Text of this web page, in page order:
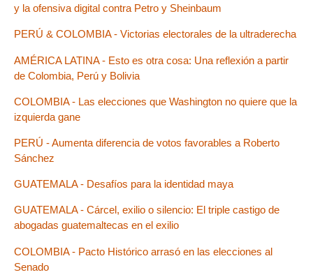
y la ofensiva digital contra Petro y Sheinbaum
PERÚ & COLOMBIA - Victorias electorales de la ultraderecha
AMÉRICA LATINA - Esto es otra cosa: Una reflexión a partir
de Colombia, Perú y Bolivia
COLOMBIA - Las elecciones que Washington no quiere que la
izquierda gane
PERÚ - Aumenta diferencia de votos favorables a Roberto
Sánchez
GUATEMALA - Desafíos para la identidad maya
GUATEMALA - Cárcel, exilio o silencio: El triple castigo de
abogadas guatemaltecas en el exilio
COLOMBIA - Pacto Histórico arrasó en las elecciones al
Senado